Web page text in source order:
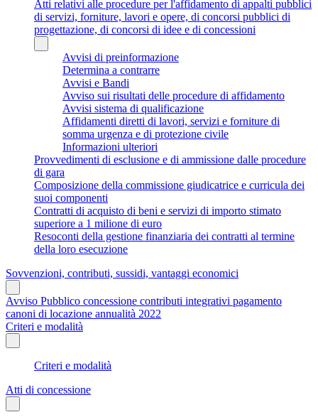
Atti relativi alle procedure per l'affidamento di appalti pubblici
di servizi, forniture, lavori e opere, di concorsi pubblici di
progettazione, di concorsi di idee e di concessioni
Avvisi di preinformazione
Determina a contrarre
Avvisi e Bandi
Avviso sui risultati delle procedure di affidamento
Avvisi sistema di qualificazione
Affidamenti diretti di lavori, servizi e forniture di
somma urgenza e di protezione civile
Informazioni ulteriori
Provvedimenti di esclusione e di ammissione dalle procedure
di gara
Composizione della commissione giudicatrice e curricula dei
suoi componenti
Contratti di acquisto di beni e servizi di importo stimato
superiore a 1 milione di euro
Resoconti della gestione finanziaria dei contratti al termine
della loro esecuzione
Sovvenzioni, contributi, sussidi, vantaggi economici
Avviso Pubblico concessione contributi integrativi pagamento
canoni di locazione annualità 2022
Criteri e modalità
Criteri e modalità
Atti di concessione